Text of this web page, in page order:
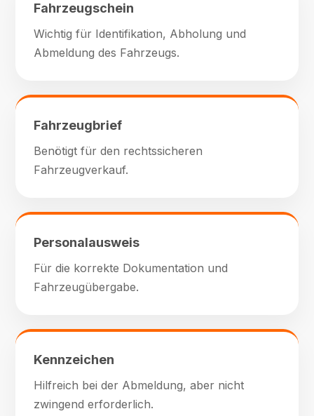
Fahrzeugschein
Wichtig für Identifikation, Abholung und
Abmeldung des Fahrzeugs.
Fahrzeugbrief
Benötigt für den rechtssicheren
Fahrzeugverkauf.
Personalausweis
Für die korrekte Dokumentation und
Fahrzeugübergabe.
Kennzeichen
Hilfreich bei der Abmeldung, aber nicht
zwingend erforderlich.